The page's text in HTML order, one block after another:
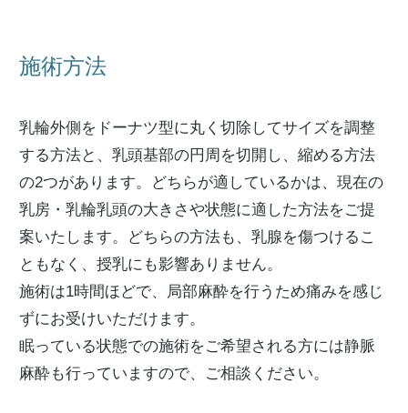
施術方法
乳輪外側をドーナツ型に丸く切除してサイズを調整
する方法と、乳頭基部の円周を切開し、縮める方法
の2つがあります。どちらが適しているかは、現在の
乳房・乳輪乳頭の大きさや状態に適した方法をご提
案いたします。どちらの方法も、乳腺を傷つけるこ
ともなく、授乳にも影響ありません。
施術は1時間ほどで、局部麻酔を行うため痛みを感じ
ずにお受けいただけます。
眠っている状態での施術をご希望される方には静脈
麻酔も行っていますので、ご相談ください。